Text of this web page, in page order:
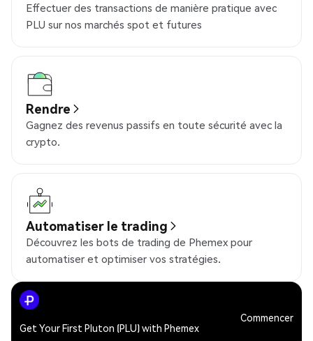
Effectuer des transactions de manière pratique avec
PLU sur nos marchés spot et futures
Rendre
Gagnez des revenus passifs en toute sécurité avec la
crypto.
Automatiser le trading
Découvrez les bots de trading de Phemex pour
automatiser et optimiser vos stratégies.
Get Your First Pluton (PLU) with Phemex
Commencer